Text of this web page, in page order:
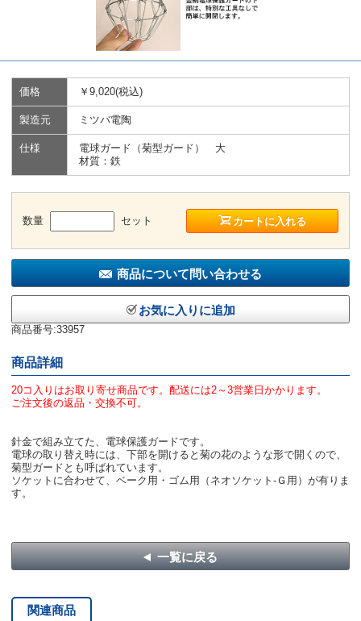
価格 ￥9,020(税込)
製造元 ミツバ電陶
仕様
電球ガード（菊型ガード） 大
材質：鉄
数量 セット カートに入れる
商品について問い合わせる
お気に入りに追加
商品番号:33957
商品詳細
20コ入りはお取り寄せ商品です。配送には2～3営業日かかります。
ご注文後の返品・交換不可。
針金で組み立てた、電球保護ガードです。
電球の取り替え時には、下部を開けると菊の花のような形で開くので、
菊型ガードとも呼ばれています。
ソケットに合わせて、ベーク用・ゴム用（ネオソケット-Ｇ用）が有りま
す。
一覧に戻る
関連商品